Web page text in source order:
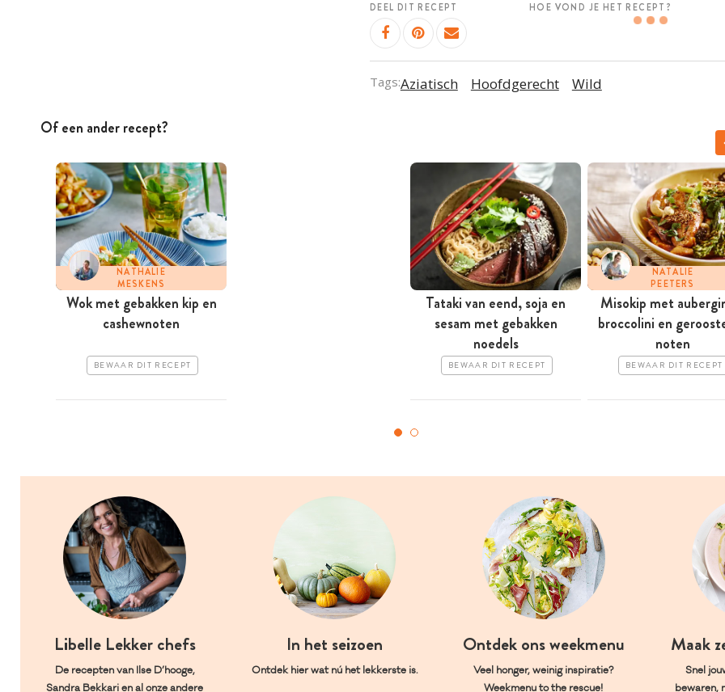
DEEL DIT RECEPT HOE VOND JE HET RECEPT?
Tags:Aziatisch Hoofdgerecht Wild
Of een ander recept?
NATHALIE
MESKENS
Wok met gebakken kip en
cashewnoten
BEWAAR DIT RECEPT
Tataki van eend, soja en
sesam met gebakken
noedels
BEWAAR DIT RECEPT
NATALIE
PEETERS
Misokip met
broccolini en
noten
BEWAAR DIT RECEPT
Libelle Lekker chefs
De recepten van Ilse D’hooge,
Sandra Bekkari en al onze andere
In het seizoen
Ontdek hier wat nú het lekkerste is.
Ontdek ons weekmenu
Veel honger, weinig inspiratie?
Weekmenu to the rescue!
Maak
Snel
bewaren,